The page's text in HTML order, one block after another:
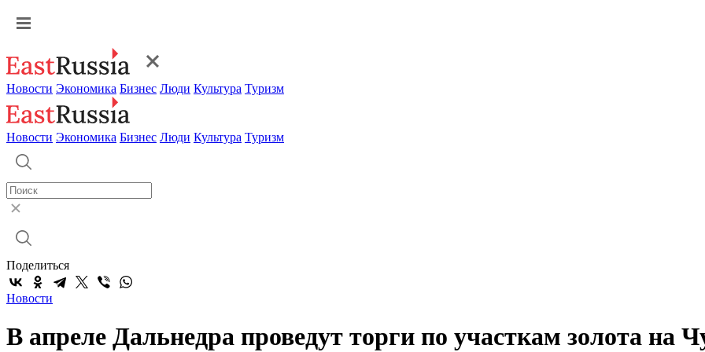
Новости Экономика Бизнес Люди Культура Туризм
Новости Экономика Бизнес Люди Культура Туризм
Поделиться
Новости
В апреле Дальнедра проведут торги по участкам золота на